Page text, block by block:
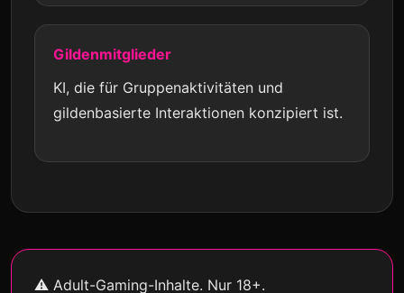
Gildenmitglieder
KI, die für Gruppenaktivitäten und
gildenbasierte Interaktionen konzipiert ist.
⚠ Adult-Gaming-Inhalte. Nur 18+.